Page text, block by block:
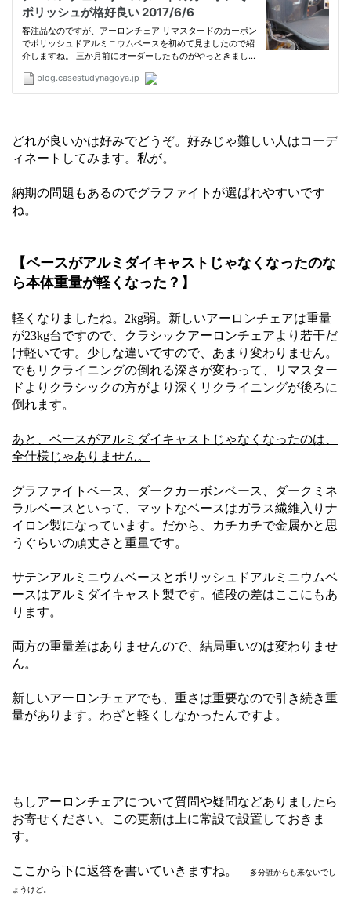
どれが良いかは好みでどうぞ。好みじゃ難しい人はコーデ
ィネートしてみます。私が。
納期の問題もあるのでグラファイトが選ばれやすいです
ね。
【ベースがアルミダイキャストじゃなくなったのな
ら本体重量が軽くなった？】
軽くなりましたね。2kg弱。新しいアーロンチェアは重量
が23kg台ですので、クラシックアーロンチェアより若干だ
け軽いです。少しな違いですので、あまり変わりません。
でもリクライニングの倒れる深さが変わって、リマスター
ドよりクラシックの方がより深くリクライニングが後ろに
倒れます。
あと、ベースがアルミダイキャストじゃなくなったのは、
全仕様じゃありません。
グラファイトベース、ダークカーボンベース、ダークミネ
ラルベースといって、マットなベースはガラス繊維入りナ
イロン製になっています。だから、カチカチで金属かと思
うぐらいの頑丈さと重量です。
サテンアルミニウムベースとポリッシュドアルミニウムベ
ースはアルミダイキャスト製です。値段の差はここにもあ
ります。
両方の重量差はありませんので、結局重いのは変わりませ
ん。
新しいアーロンチェアでも、重さは重要なので引き続き重
量があります。わざと軽くしなかったんですよ。
もしアーロンチェアについて質問や疑問などありましたら
お寄せください。この更新は上に常設で設置しておきま
す。
ここから下に返答を書いていきますね。
多分誰からも来ないでし
ょうけど。